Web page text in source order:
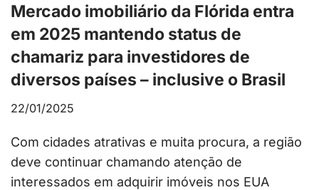
Mercado imobiliário da Flórida entra
em 2025 mantendo status de
chamariz para investidores de
diversos países – inclusive o Brasil
22/01/2025
Com cidades atrativas e muita procura, a região
deve continuar chamando atenção de
interessados em adquirir imóveis nos EUA